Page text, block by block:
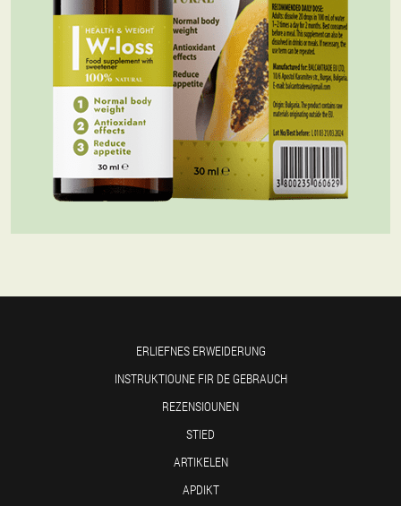
ERLIEFNES ERWEIDERUNG
INSTRUKTIOUNE FIR DE GEBRAUCH
REZENSIOUNEN
STIED
ARTIKELEN
APDIKT